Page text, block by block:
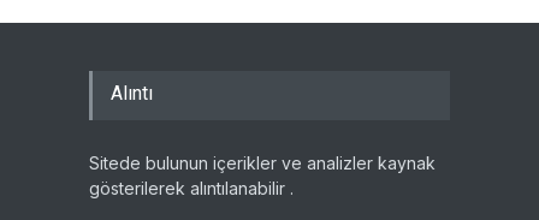
Alıntı
Sitede bulunun içerikler ve analizler kaynak
gösterilerek alıntılanabilir .